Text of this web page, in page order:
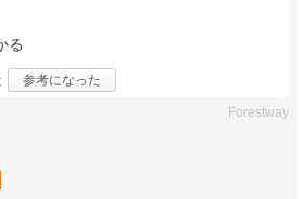
る
参考になった
Forestway